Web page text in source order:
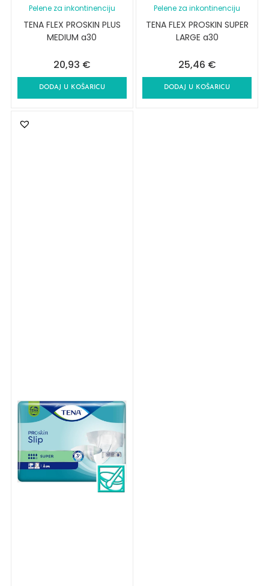
Pelene za inkontinenciju
TENA FLEX PROSKIN PLUS
MEDIUM a30
20,93 €
DODAJ U KOŠARICU
Pelene za inkontinenciju
TENA FLEX PROSKIN SUPER
LARGE a30
25,46 €
DODAJ U KOŠARICU